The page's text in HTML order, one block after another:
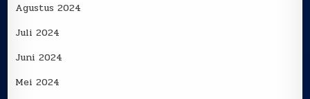
Agustus 2024
Juli 2024
Juni 2024
Mei 2024